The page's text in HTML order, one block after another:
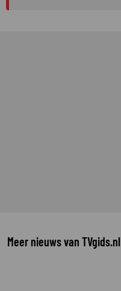
Meer nieuws van TVgids.nl